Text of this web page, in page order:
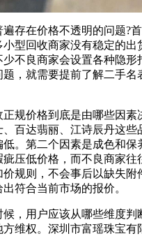
在价格不透明的问题?首
型回收商家没有稳定的
不良商家会设置各种隐
，就需要提前了解二手
价格到底是由哪些因素
百达翡丽、江诗辰丹这
。第二个因素是成色和
压低价格，而不良商家
规则，不会事后以缺失
符合当前市场的报价。
用户应该从哪些维度判
维权。深圳市富瑶珠宝